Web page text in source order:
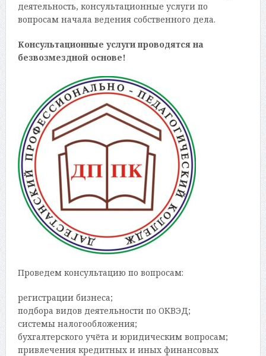
деятельность, консультационные услуги по
вопросам начала ведения собственного дела.
Консультационные услуги проводятся на
безвозмездной основе!
Проведем консультацию по вопросам:
регистрации бизнеса;
подбора видов деятельности по ОКВЭД;
системы налогообложения;
бухгалтерского учёта и юридическим вопросам;
привлечения кредитных и иных финансовых